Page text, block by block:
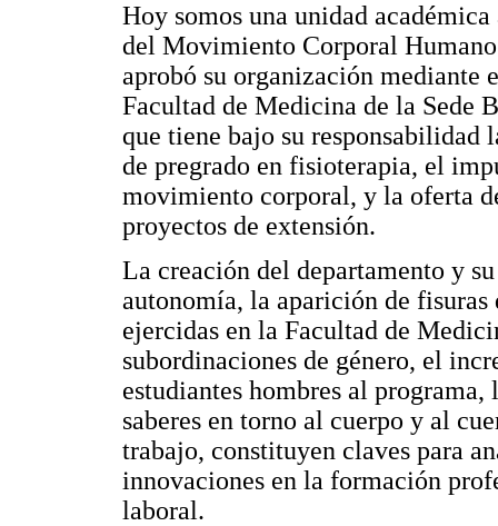
Hoy somos una unidad
del Movimiento Corporal
aprobó su organización mediante
Facultad de Medicina de la Sede
que tiene bajo su
de pregrado en fisioterapia, el
movimiento corporal, y la oferta
proyectos de extensión.
La creación del departamento y
autonomía, la aparición de fisuras
ejercidas en la Facultad de
subordinaciones de género, el
estudiantes hombres al
saberes en torno al cuerpo y al
trabajo, constituyen claves para
innovaciones en la formación
laboral.